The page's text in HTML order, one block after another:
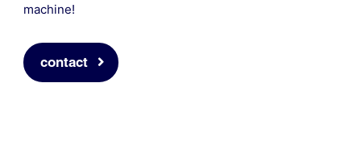
machine!
contact